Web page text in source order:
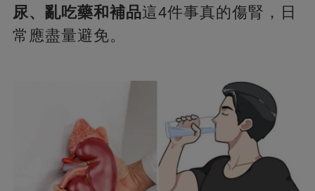
尿、亂吃藥和補品這4件事真的傷腎，日
常應盡量避免。